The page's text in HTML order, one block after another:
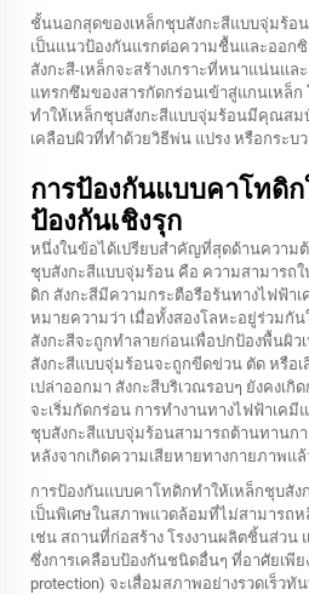
ชั้นนอกสุดของเหล็กชุบสังกะสีแบบจุ่มร้อ
เป็นแนวป้องกันแรกต่อความชื้นและออก
สังกะสี-เหล็กจะสร้างเกราะที่หนาแน่นแล
แทรกซึมของสารกัดกร่อนเข้าสู่แกนเหล็
ทำให้เหล็กชุบสังกะสีแบบจุ่มร้อนมีคุณส
เคลือบผิวที่ทำด้วยวิธีพ่น แปรง หรือกระบ
การป้องกันแบบคาโทดิก
ป้องกันเชิงรุก
หนึ่งในข้อได้เปรียบสำคัญที่สุดด้านความ
ชุบสังกะสีแบบจุ่มร้อน คือ ความสามารถ
ดิก สังกะสีมีความกระตือรือร้นทางไฟฟ้าเ
หมายความว่า เมื่อทั้งสองโลหะอยู่ร่วมกั
สังกะสีจะถูกทำลายก่อนเพื่อปกป้องพื้นผิว
สังกะสีแบบจุ่มร้อนจะถูกขีดข่วน ตัด หรือเ
เปล่าออกมา สังกะสีบริเวณรอบๆ ยังคงเ
จะเริ่มกัดกร่อน การทำงานทางไฟฟ้าเคมี
ชุบสังกะสีแบบจุ่มร้อนสามารถต้านทานก
หลังจากเกิดความเสียหายทางกายภาพแ
การป้องกันแบบคาโทดิกทำให้เหล็กชุบสั
เป็นพิเศษในสภาพแวดล้อมที่ไม่สามารถห
เช่น สถานที่ก่อสร้าง โรงงานผลิตชิ้นส่วน
ซึ่งการเคลือบป้องกันชนิดอื่นๆ ที่อาศัยเพีย
protection) จะเสื่อมสภาพอย่างรวดเร็ว